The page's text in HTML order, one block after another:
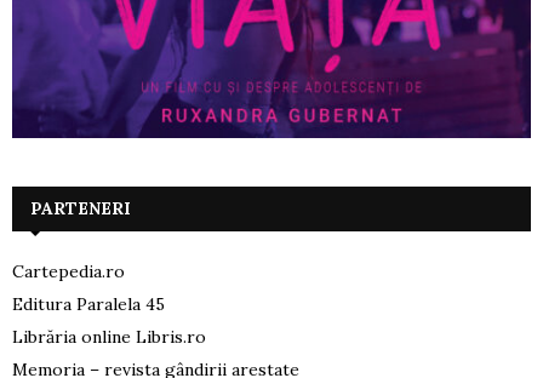
PARTENERI
Cartepedia.ro
Editura Paralela 45
Librăria online Libris.ro
Memoria – revista gândirii arestate